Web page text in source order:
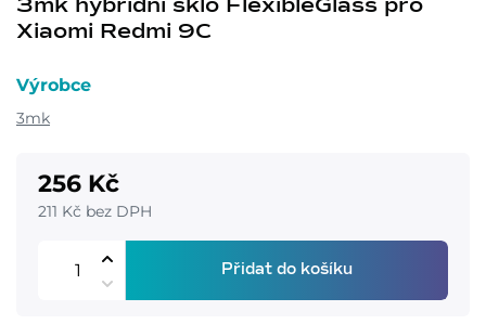
3mk hybridní sklo FlexibleGlass pro
Xiaomi Redmi 9C
Výrobce
3mk
256 Kč
211 Kč bez DPH
Přidat do košíku